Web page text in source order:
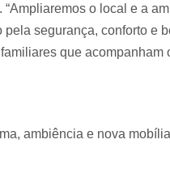
“Ampliaremos o local e a
segurança, conforto e
que
ambiência e nova mobília